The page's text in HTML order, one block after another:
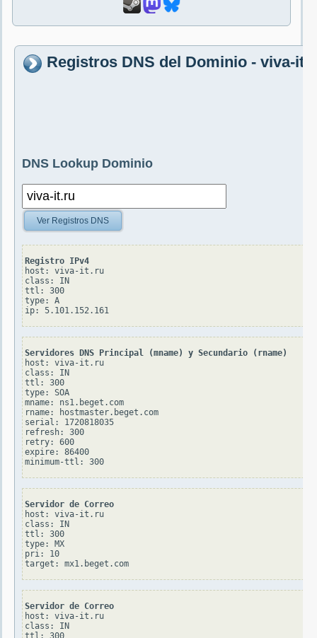
Registros DNS del Dominio - viva-
DNS Lookup Dominio
Ver Registros DNS
Registro IPv4
host: viva-it.ru
class: IN
ttl: 300
type: A
Servidores DNS Principal (mname) y Secundario (rname)
host: viva-it.ru
class: IN
ttl: 300
type: SOA
mname: ns1.beget.com
rname: hostmaster.beget.com
serial: 1720818035
refresh: 300
retry: 600
expire: 86400
Servidor de Correo
host: viva-it.ru
class: IN
ttl: 300
type: MX
pri: 10
Servidor de Correo
host: viva-it.ru
class: IN